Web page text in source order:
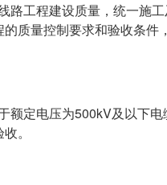
路工程建设质量，统一施
质量控制要求和验收条件
额定电压为500kV及以下
。